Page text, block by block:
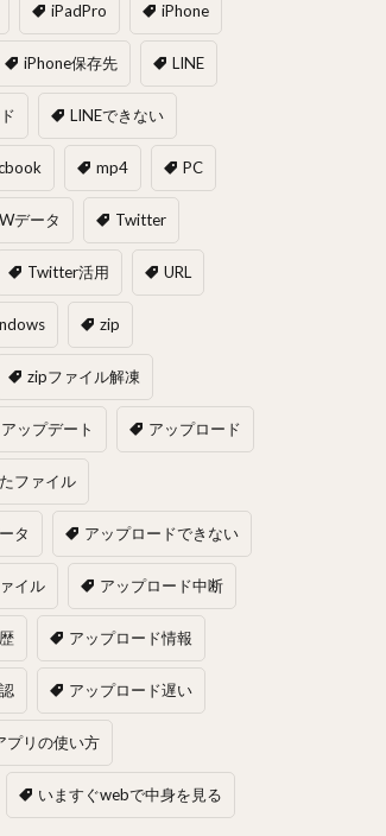
iPadPro iPhone
iPhone保存先 LINE
LINEできない
mp4 PC
データ Twitter
Twitter活用 URL
zip
zipファイル解凍
アップデート アップロード
ファイル
タ アップロードできない
イル アップロード中断
アップロード情報
アップロード遅い
プリの使い方
いますぐwebで中身を見る